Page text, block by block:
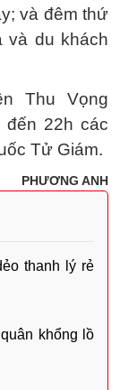
và đêm thứ
và du khách
Thu Vọng
đến 22h các
Tử Giám.
PHƯƠNG ANH
thanh lý rẻ
khổng lồ